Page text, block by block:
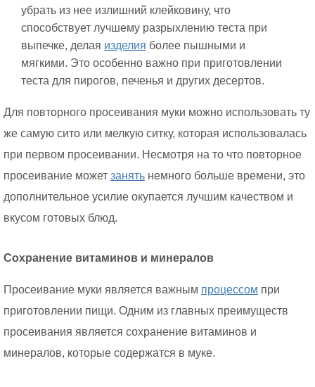
убрать из нее излишний клейковину, что
способствует лучшему разрыхлению теста при
выпечке, делая изделия более пышными и
мягкими. Это особенно важно при приготовлении
теста для пирогов, печенья и других десертов.
Для повторного просеивания муки можно использовать ту
же самую сито или мелкую ситку, которая использовалась
при первом просеивании. Несмотря на то что повторное
просеивание может занять немного больше времени, это
дополнительное усилие окупается лучшим качеством и
вкусом готовых блюд.
Сохранение витаминов и минералов
Просеивание муки является важным процессом при
приготовлении пищи. Одним из главных преимуществ
просеивания является сохранение витаминов и
минералов, которые содержатся в муке.